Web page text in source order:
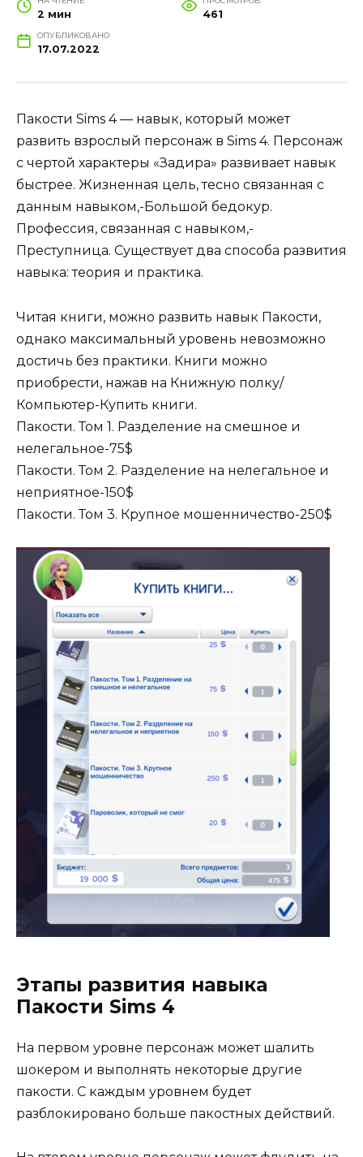
2 мин 461
ОПУБЛИКОВАНО
17.07.2022
Пакости Sims 4 — навык, который может
развить взрослый персонаж в Sims 4. Персонаж
с чертой характеры «Задира» развивает навык
быстрее. Жизненная цель, тесно связанная с
данным навыком,-Большой бедокур.
Профессия, связанная с навыком,-
Преступница. Существует два способа развития
навыка: теория и практика.
Читая книги, можно развить навык Пакости,
однако максимальный уровень невозможно
достичь без практики. Книги можно
приобрести, нажав на Книжную полку/
Компьютер-Купить книги.
Пакости. Том 1. Разделение на смешное и
нелегальное-75$
Пакости. Том 2. Разделение на нелегальное и
неприятное-150$
Пакости. Том 3. Крупное мошенничество-250$
Этапы развития навыка
Пакости Sims 4
На первом уровне персонаж может шалить
шокером и выполнять некоторые другие
пакости. С каждым уровнем будет
разблокировано больше пакостных действий.